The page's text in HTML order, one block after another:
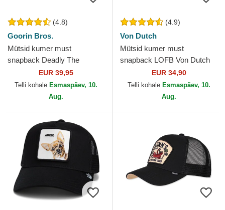
(4.8)
Goorin Bros.
Mütsid kumer must
snapback Deadly The
Deadliest Scorpion The Farm
Goorin Bros.
EUR 39,95
Telli kohale Esmaspäev, 10.
Aug.
(4.9)
Von Dutch
Mütsid kumer must
snapback LOFB Von Dutch
EUR 34,90
Telli kohale Esmaspäev, 10.
Aug.